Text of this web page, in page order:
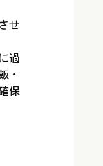
せ
過
・
保